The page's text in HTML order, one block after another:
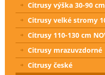
Citrusy výška 30-90 cm
Citrusy velké stromy
Citrusy 110-130 cm
Citrusy mrazuvzdorné
Citrusy české